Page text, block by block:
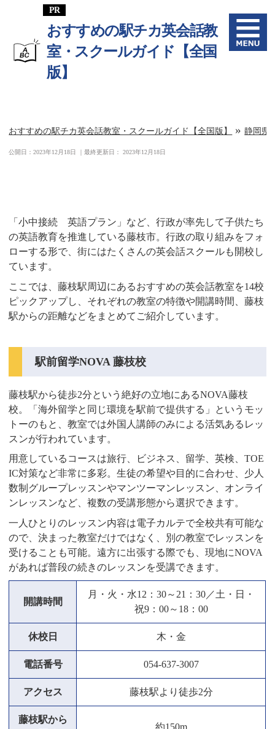
おすすめの駅チカ英会話教
室・スクールガイド【全国
版】
おすすめの駅チカ英会話教室・スクールガイド【全国版】 »静岡県
公開日：2023年12月18日 ｜最終更新日：2023年12月18日
「小中接続 英語プラン」など、行政が率先して子供たち
の英語教育を推進している藤枝市。行政の取り組みをフォ
ローする形で、街にはたくさんの英会話スクールも開校し
ています。
ここでは、藤枝駅周辺にあるおすすめの英会話教室を14校
ピックアップし、それぞれの教室の特徴や開講時間、藤枝
駅からの距離などをまとめてご紹介しています。
駅前留学NOVA 藤枝校
藤枝駅から徒歩2分という絶好の立地にあるNOVA藤枝
校。「海外留学と同じ環境を駅前で提供する」というモッ
トーのもと、教室では外国人講師のみによる活気あるレッ
スンが行われています。
用意しているコースは旅行、ビジネス、留学、英検、TOE
IC対策など非常に多彩。生徒の希望や目的に合わせ、少人
数制グループレッスンやマンツーマンレッスン、オンライ
ンレッスンなど、複数の受講形態から選択できます。
一人ひとりのレッスン内容は電子カルテで全校共有可能な
ので、決まった教室だけではなく、別の教室でレッスンを
受けることも可能。遠方に出張する際でも、現地にNOVA
があれば普段の続きのレッスンを受講できます。
開講時間
月・火・水12：30～21：30／土・日・
祝9：00～18：00
休校日 木・金
電話番号 054-637-3007
アクセス 藤枝駅より徒歩2分
藤枝駅から